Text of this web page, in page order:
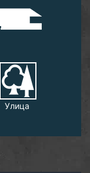
Улица